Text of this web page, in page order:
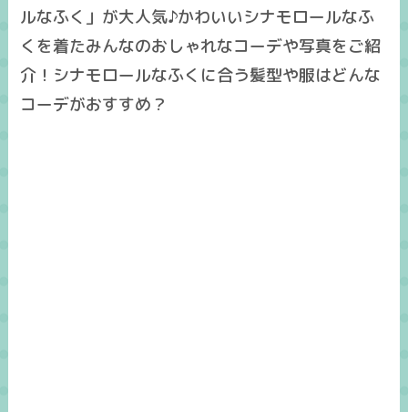
ルなふく」が大人気♪かわいいシナモロールなふ
くを着たみんなのおしゃれなコーデや写真をご紹
介！シナモロールなふくに合う髪型や服はどんな
コーデがおすすめ？